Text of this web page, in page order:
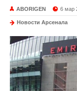
ABORIGEN 6 мар
Новости Арсенала